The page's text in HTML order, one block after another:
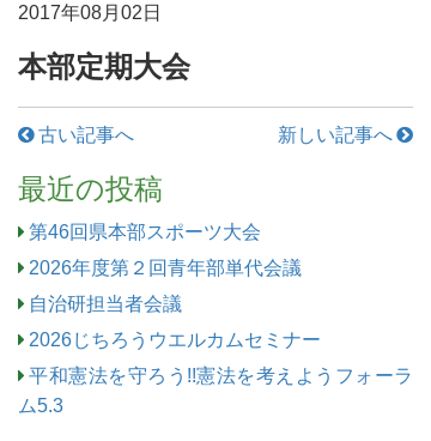
2017年08月02日
本部定期大会
古い記事へ 新しい記事へ
最近の投稿
第46回県本部スポーツ大会
2026年度第２回青年部単代会議
自治研担当者会議
2026じちろうウエルカムセミナー
平和憲法を守ろう!!憲法を考えようフォーラ
ム5.3